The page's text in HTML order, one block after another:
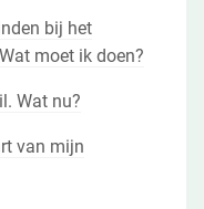
bij het
moet ik doen?
Wat nu?
van mijn